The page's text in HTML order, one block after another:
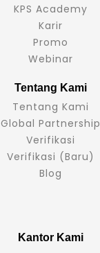
KPS Academy
Karir
Promo
Webinar
Tentang Kami
Tentang Kami
Global Partnership
Verifikasi
Verifikasi (Baru)
Blog
Kantor Kami